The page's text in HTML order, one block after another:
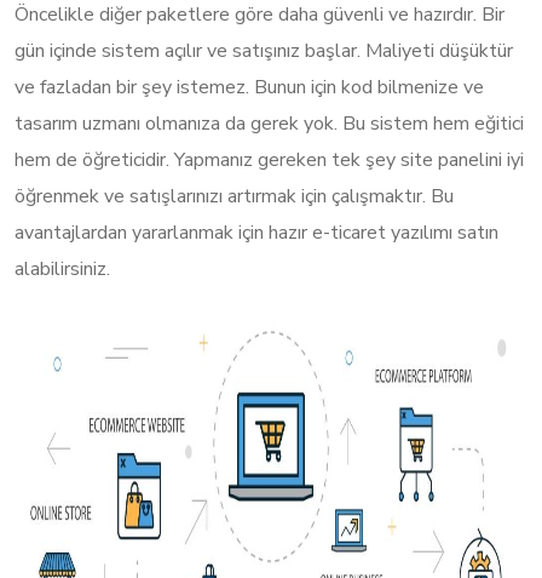
Öncelikle diğer paketlere göre daha güvenli ve hazırdır. Bir
gün içinde sistem açılır ve satışınız başlar. Maliyeti düşüktür
ve fazladan bir şey istemez. Bunun için kod bilmenize ve
tasarım uzmanı olmanıza da gerek yok. Bu sistem hem eğitici
hem de öğreticidir. Yapmanız gereken tek şey site panelini iyi
öğrenmek ve satışlarınızı artırmak için çalışmaktır. Bu
avantajlardan yararlanmak için hazır e-ticaret yazılımı satın
alabilirsiniz.